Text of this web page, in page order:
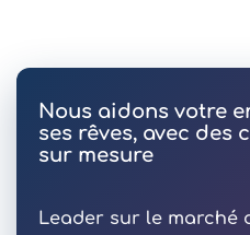
Nous aidons votre
ses rêves, avec
sur mesure
Leader sur le marché